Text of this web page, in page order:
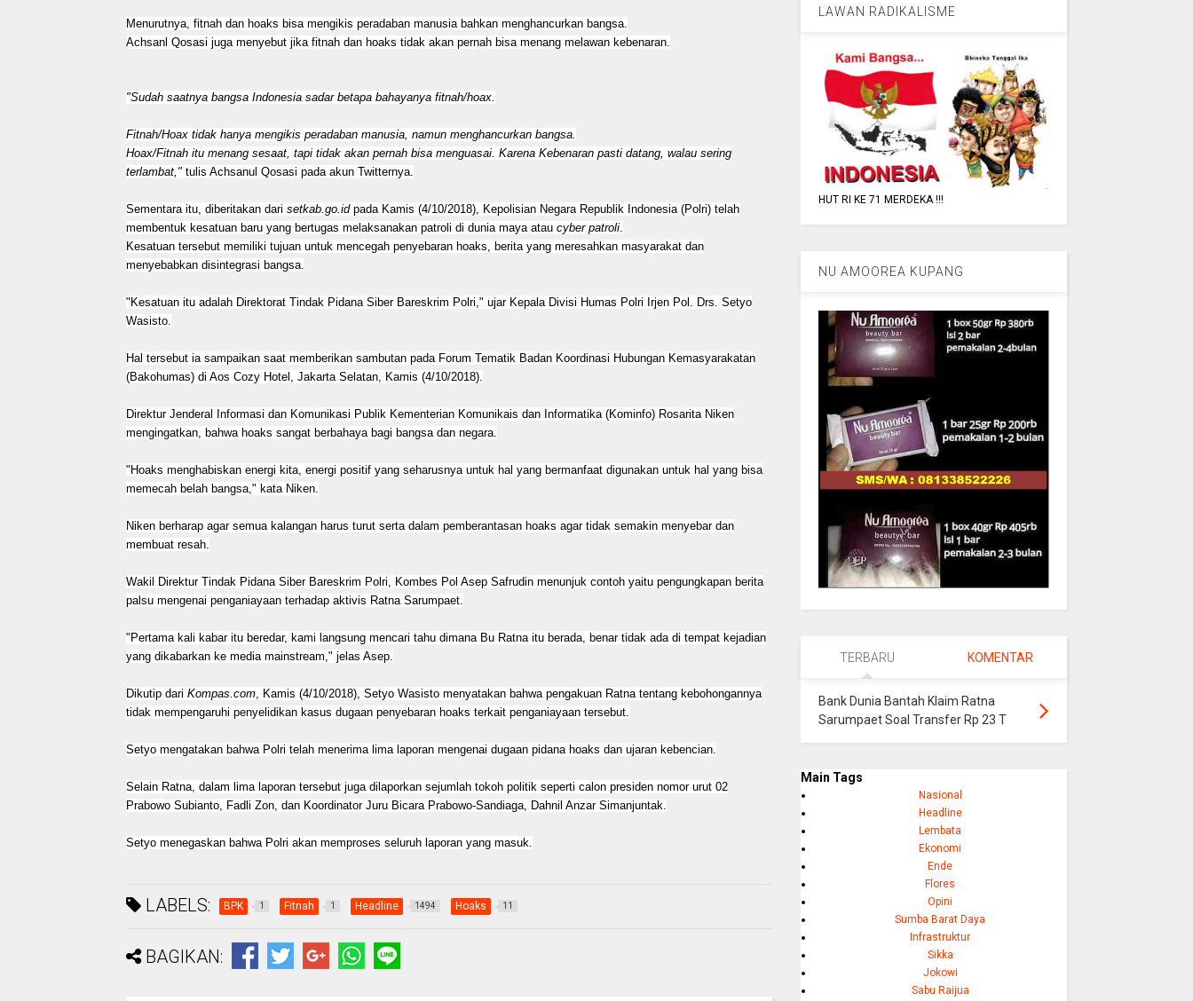
Menurutnya, fitnah dan hoaks bisa mengikis peradaban manusia bahkan menghancurkan bangsa.
Achsanl Qosasi juga menyebut jika fitnah dan hoaks tidak akan pernah bisa menang melawan kebenaran.
"Sudah saatnya bangsa Indonesia sadar betapa bahayanya fitnah/hoax.
Fitnah/Hoax tidak hanya mengikis peradaban manusia, namun menghancurkan bangsa.
Hoax/Fitnah itu menang sesaat, tapi tidak akan pernah bisa menguasai. Karena Kebenaran pasti datang, walau sering
terlambat," tulis Achsanul Qosasi pada akun Twitternya.
Sementara itu, diberitakan dari setkab.go.idpada Kamis (4/10/2018), Kepolisian Negara Republik Indonesia (Polri) telah
membentuk kesatuan baru yang bertugas melaksanakan patroli di dunia maya atau cyber patroli
Kesatuan tersebut memiliki tujuan untuk mencegah penyebaran hoaks, berita yang meresahkan masyarakat dan
menyebabkan disintegrasi bangsa.
"Kesatuan itu adalah Direktorat Tindak Pidana Siber Bareskrim Polri," ujar Kepala Divisi Humas Polri Irjen Pol. Drs. Setyo
Wasisto.
Hal tersebut ia sampaikan saat memberikan sambutan pada Forum Tematik Badan Koordinasi Hubungan Kemasyarakatan
(Bakohumas) di Aos Cozy Hotel, Jakarta Selatan, Kamis (4/10/2018).
Direktur Jenderal Informasi dan Komunikasi Publik Kementerian Komunikais dan Informatika (Kominfo) Rosarita Niken
mengingatkan, bahwa hoaks sangat berbahaya bagi bangsa dan negara.
"Hoaks menghabiskan energi kita, energi positif yang seharusnya untuk hal yang bermanfaat digunakan untuk hal yang bisa
memecah belah bangsa," kata Niken.
Niken berharap agar semua kalangan harus turut serta dalam pemberantasan hoaks agar tidak semakin menyebar dan
membuat resah.
Wakil Direktur Tindak Pidana Siber Bareskrim Polri, Kombes Pol Asep Safrudin menunjuk contoh yaitu pengungkapan berita
palsu mengenai penganiayaan terhadap aktivis Ratna Sarumpaet.
"Pertama kali kabar itu beredar, kami langsung mencari tahu dimana Bu Ratna itu berada, benar tidak ada di tempat kejadian
yang dikabarkan ke media mainstream," jelas Asep.
Dikutip dari Kompas.com , Kamis (4/10/2018), Setyo Wasisto menyatakan bahwa pengakuan Ratna tentang kebohongannya
tidak mempengaruhi penyelidikan kasus dugaan penyebaran hoaks terkait penganiayaan tersebut.
Setyo mengatakan bahwa Polri telah menerima lima laporan mengenai dugaan pidana hoaks dan ujaran kebencian.
Selain Ratna, dalam lima laporan tersebut juga dilaporkan sejumlah tokoh politik seperti calon presiden nomor urut 02
Prabowo Subianto, Fadli Zon, dan Koordinator Juru Bicara Prabowo-Sandiaga, Dahnil Anzar Simanjuntak.
Setyo menegaskan bahwa Polri akan memproses seluruh laporan yang masuk.
LABELS: BPK 1 Fitnah 1 Headline 1494 Hoaks 11
BAGIKAN:
LAWAN RADIKALISME
HUT RI KE 71 MERDEKA !!!
NU AMOOREA KUPANG
TERBARU KOMENTAR
Bank Dunia Bantah Klaim Ratna
Sarumpaet Soal Transfer Rp 23 T
Main Tags
Nasional
Headline
Lembata
Ekonomi
Ende
Flores
Opini
Sumba Barat Daya
Infrastruktur
Sikka
Jokowi
Sabu Raijua